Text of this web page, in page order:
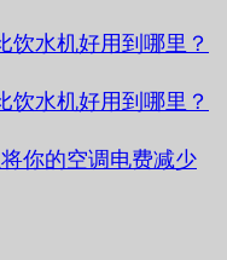
饮水机好用到哪里？
饮水机好用到哪里？
你的空调电费减少